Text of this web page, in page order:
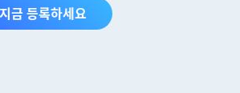
지금 등록하세요